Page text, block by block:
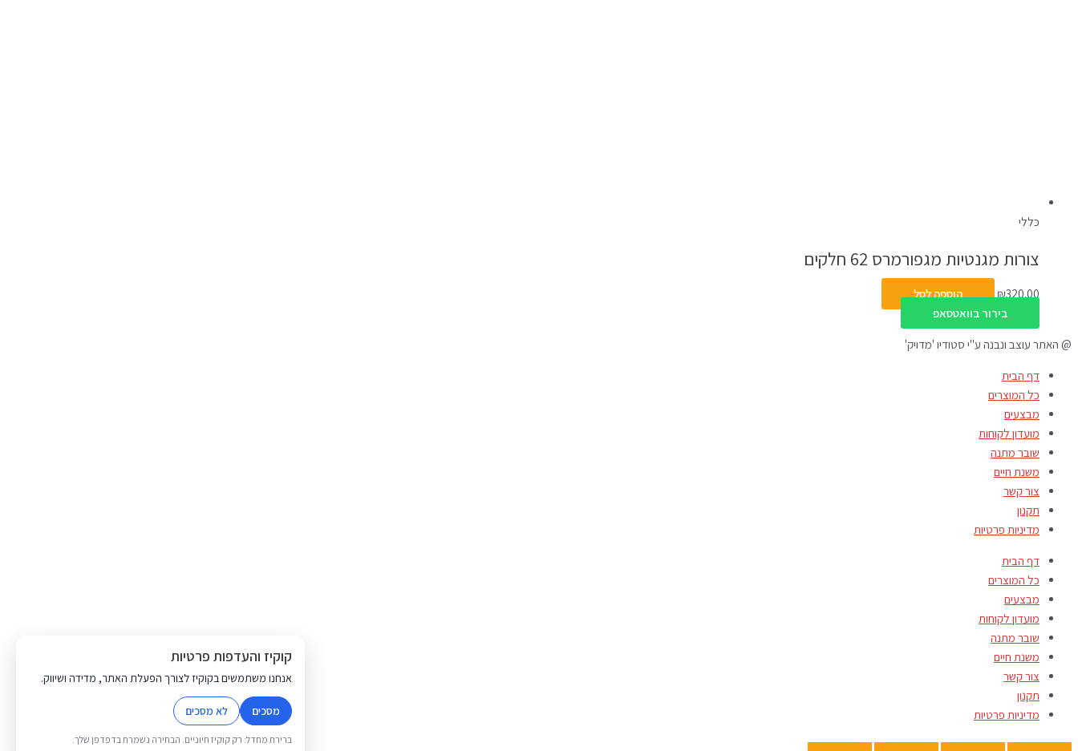
כללי
צורות מגנטיות מגפורמרס 62 חלקים
₪320.00
הוספה לסל
בירור בוואטסאפ
@ האתר עוצב ונבנה ע"י סטודיו 'מדויק'
דף הבית
כל המוצרים
מבצעים
מועדון לקוחות
שובר מתנה
משנת חיים
צור קשר
תקנון
מדיניות פרטיות
דף הבית
כל המוצרים
מבצעים
מועדון לקוחות
שובר מתנה
משנת חיים
צור קשר
תקנון
מדיניות פרטיות
קוקיז והעדפות פרטיות
אנחנו משתמשים בקוקיז לצורך הפעלת האתר, מדידה ושיווק.
מסכים לא מסכים
ברירת מחדל: רק קוקיז חיוניים. הבחירה נשמרת בדפדפן שלך.